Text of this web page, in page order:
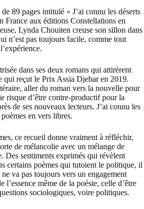
89 pages intitulé « J’ai connu les déserts
France aux éditions Constellations en
Lynda Chouiten creuse son sillon dans
n’est pas toujours facile, comme tout
dans ses deux romans qui attirèrent
qui reçut le Prix Assia Djebar en 2019.
aller du roman vers la nouvelle pour
risque d’être contre-productif pour la
de ses nouveaux lecteurs. J’ai connu les
en vers libres.
ce recueil donne vraiment à réfléchir,
de mélancolie avec un mélange de
Des sentiments exprimés qui révèlent
certains poèmes qui tutoient le politique, il
va pas toujours vers un engagement
l’essence même de la poésie, celle d’être
sociologiques, voire politiques.